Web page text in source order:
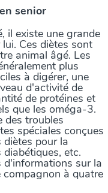
senior
il existe une grande
Ces diètes sont
animal âgé. Les
plus
à digérer, une
d'activité de
de protéines et
que les oméga-3.
des troubles
spéciales conçues
diètes pour la
etc.
d'informations sur la
à quatre